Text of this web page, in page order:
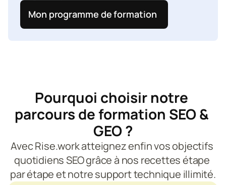
Mon programme de formation
Pourquoi choisir notre
parcours de formation SEO &
GEO ?
Avec Rise.work atteignez enfin vos objectifs
quotidiens SEO grâce à nos recettes étape
par étape et notre support technique illimité.